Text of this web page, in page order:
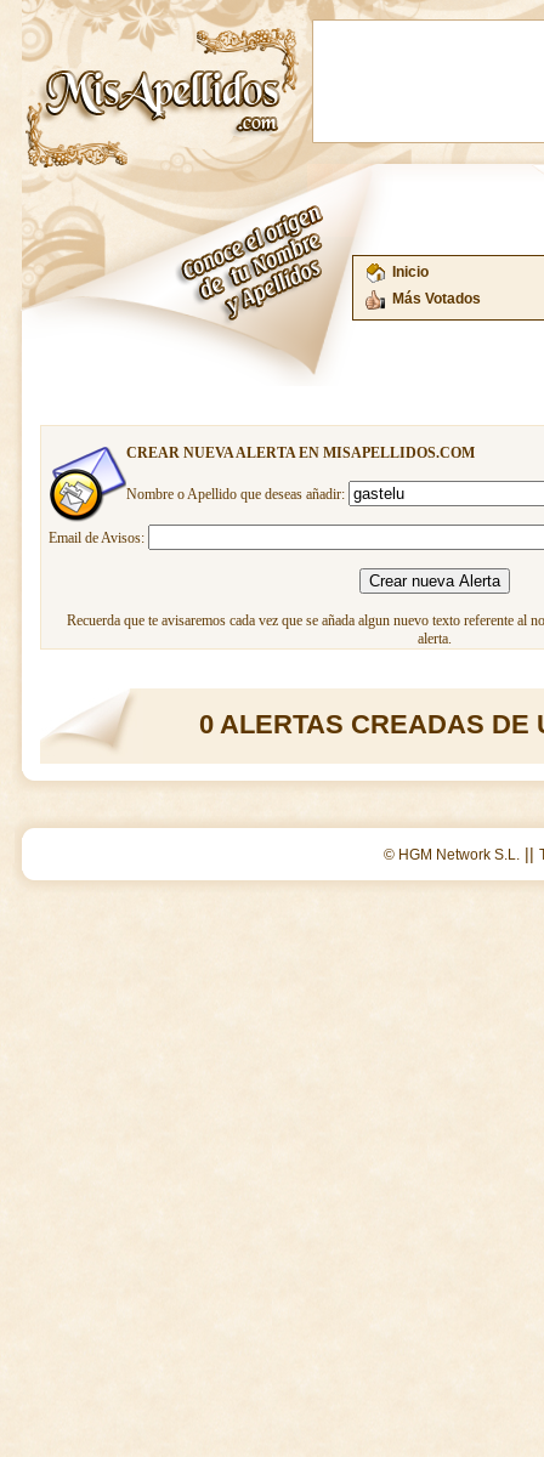
Inicio
Más Votados
CREAR NUEVA ALERTA EN MISAPELLIDOS.COM
Nombre o Apellido que deseas añadir:
Email de Avisos:
Recuerda que te avisaremos cada vez que se añada algun nuevo texto referente al
alerta.
0 ALERTAS CREADAS DE
© HGM Network S.L. ||